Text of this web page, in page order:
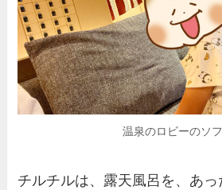
温泉のロビーのソ
チルチルは、露天風呂を、あ